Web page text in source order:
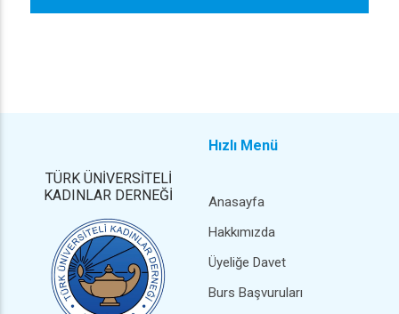
TÜRK ÜNİVERSİTELİ
KADINLAR DERNEĞİ
Hızlı Menü
Anasayfa
Hakkımızda
Üyeliğe Davet
Burs Başvuruları